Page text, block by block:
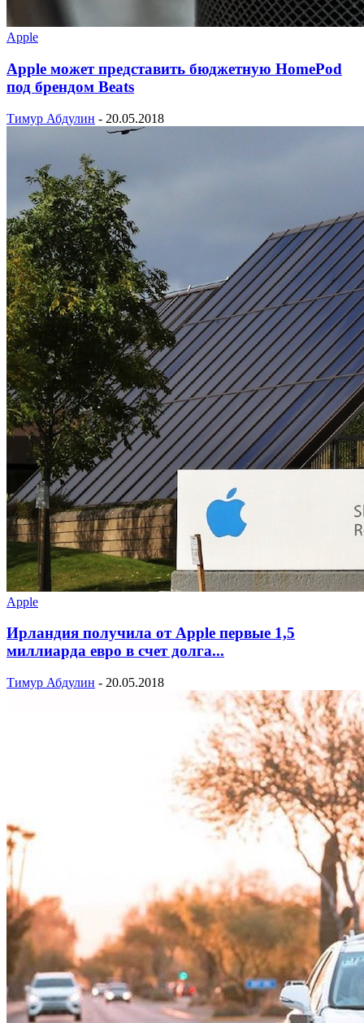
Apple
Apple может представить бюджетную HomePod
под брендом Beats
Тимур Абдулин - 20.05.2018
Apple
Ирландия получила от Apple первые 1,5
миллиарда евро в счет долга...
Тимур Абдулин - 20.05.2018